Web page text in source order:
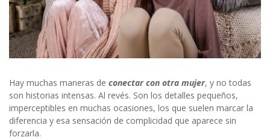
Hay muchas maneras de conectar con otra mujer, y no todas
son historias intensas. Al revés. Son los detalles pequeños,
imperceptibles en muchas ocasiones, los que suelen marcar la
diferencia y esa sensación de complicidad que aparece sin
forzarla.